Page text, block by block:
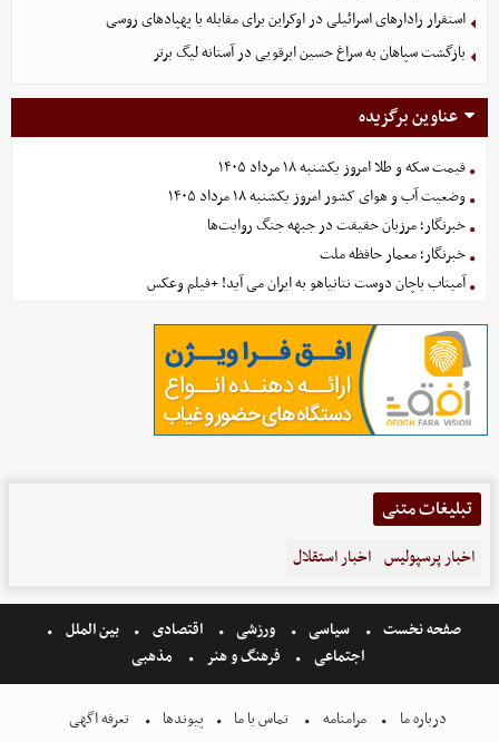
استقرار رادارهای اسرائیلی در اوکراین برای مقابله با پهپادهای روسی
بازگشت سپاهان به سراغ حسین ابرقویی در آستانه لیگ برتر
عناوین برگزیده
قیمت سکه و طلا امروز یکشنبه ۱۸ مرداد ۱۴۰۵
وضعیت آب و هوای کشور امروز یکشنبه ۱۸ مرداد ۱۴۰۵
خبرنگار؛ مرزبان حقیقت در جبهه جنگ روایت‌ها
خبرنگار؛ معمار حافظه ملت
آمیتاب باچان دوست نتانیاهو به ایران می آید! +فیلم وعکس
تبلیغات متنی
اخبار پرسپولیس اخبار استقلال
صفحه نخست سیاسی ورزشی اقتصادی
بین الملل
اجتماعی
فرهنگ و هنر مذهبی
درباره ما مرامنامه تماس با ما پیوندها تعرفه اگهی